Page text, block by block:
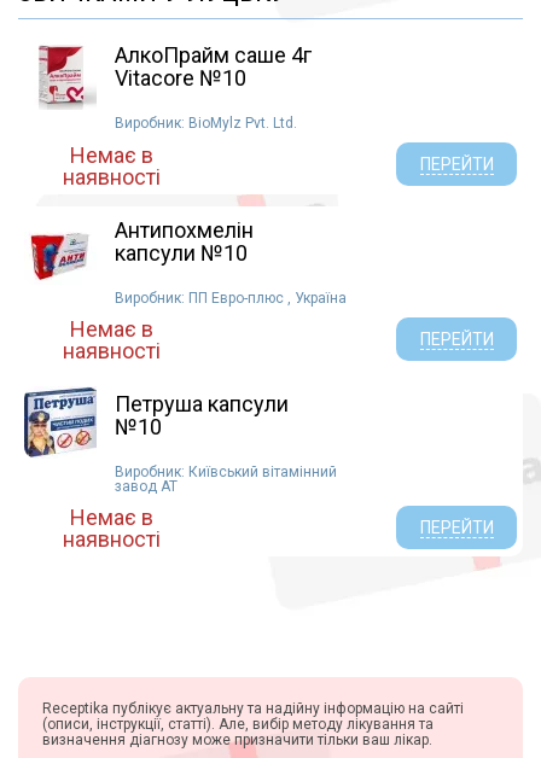
Глутаминовая кислота (1)
Глюкоза (1)
Фумаровая кислота (1)
АлкоПрайм саше 4г
Vitacore №10
Виробник: BioMylz Pvt. Ltd.
Немає в
наявності
ПЕРЕЙТИ
Антипохмелін
капсули №10
Виробник: ПП Евро-плюс , Україна
Немає в
наявності
ПЕРЕЙТИ
Петруша капсули
№10
Виробник: Київський вітамінний
завод АТ
Немає в
наявності
ПЕРЕЙТИ
Receptika публікує актуальну та надійну інформацію на сайті
(описи, інструкції, статті). Але, вибір методу лікування та
визначення діагнозу може призначити тільки ваш лікар.